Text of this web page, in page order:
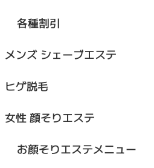
各種割引
メンズ シェーブエステ
ヒゲ脱毛
女性 顔そりエステ
お顔そりエステメニュー